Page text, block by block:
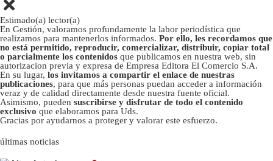
Estimado(a) lector(a)
En Gestión, valoramos profundamente la labor periodística que
realizamos para mantenerlos informados. Por ello, les recordamos que
no está permitido, reproducir, comercializar, distribuir, copiar total
o parcialmente los contenidos que publicamos en nuestra web, sin
autorizacion previa y expresa de Empresa Editora El Comercio S.A.
En su lugar, los invitamos a compartir el enlace de nuestras
publicaciones, para que más personas puedan acceder a información
veraz y de calidad directamente desde nuestra fuente oficial.
Asimismo, pueden suscribirse y disfrutar de todo el contenido
exclusivo que elaboramos para Uds.
Gracias por ayudarnos a proteger y valorar este esfuerzo.
últimas noticias